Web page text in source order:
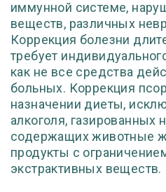
иммунной системе,
веществ, различных
Коррекция болезни
требует
как не все средства
больных. Коррекция
назначении диеты,
алкоголя, газированных
содержащих животные
продукты с
экстрактивных веществ.